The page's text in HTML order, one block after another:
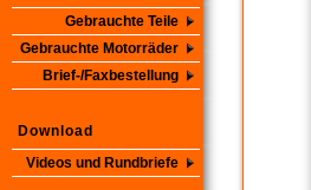
Gebrauchte Teile
Gebrauchte Motorräder
Brief-/Faxbestellung
Download
Videos und Rundbriefe